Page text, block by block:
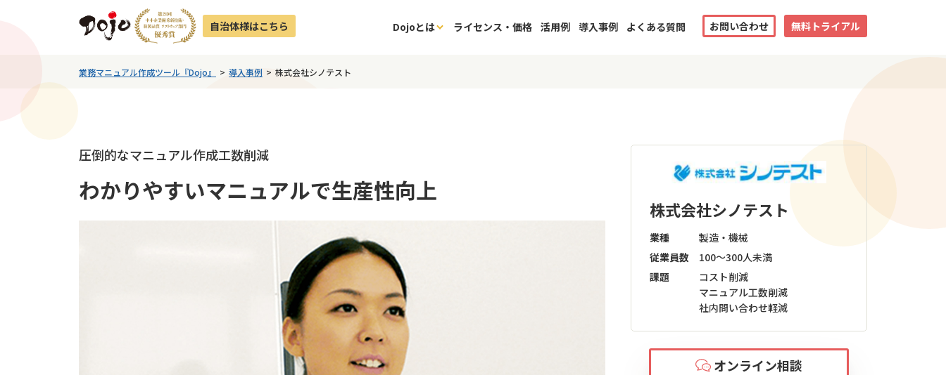
自治体様はこちら Dojoとは ライセンス・価格 活用例 導入事例 よくある質問 お問い合わせ 無料トライアル
業務マニュアル作成ツール『Dojo』 導入事例 株式会社シノテスト
圧倒的なマニュアル作成工数削減
わかりやすいマニュアルで生産性向上
株式会社シノテスト
業種
製造・機械
従業員数
100～300人未満
課題
コスト削減
マニュアル工数削減
社内問い合わせ軽減
オンライン相談